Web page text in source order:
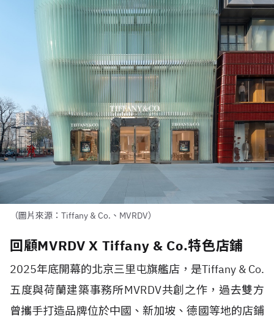
（圖片來源：Tiffany & Co.、MVRDV）
回顧MVRDV X Tiffany & Co.特色店鋪
2025年底開幕的北京三里屯旗艦店，是Tiffany & Co.
五度與荷蘭建築事務所MVRDV共創之作，過去雙方
曾攜手打造品牌位於中國、新加坡、德國等地的店鋪